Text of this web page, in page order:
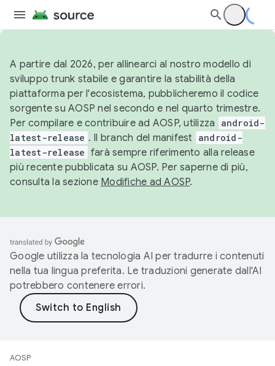
A partire dal 2026, per allinearci al nostro modello di
sviluppo trunk stabile e garantire la stabilità della
piattaforma per l'ecosistema, pubblicheremo il codice
sorgente su AOSP nel secondo e nel quarto trimestre.
Per compilare e contribuire ad AOSP, utilizza
android-
latest-release . Il branch del manifest android-
latest-release farà sempre riferimento alla release
più recente pubblicata su AOSP. Per saperne di più,
consulta la sezione Modifiche ad AOSP.
Google utilizza la tecnologia AI per tradurre i contenuti
nella tua lingua preferita. Le traduzioni generate dall'AI
potrebbero contenere errori.
AOSP